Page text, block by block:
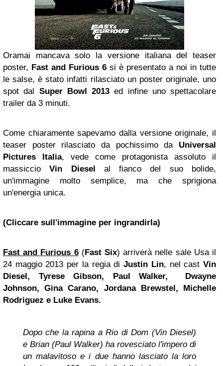
Oramai mancava solo la versione italiana del teaser
poster, Fast and Furious 6 si è presentato a noi in tutte
le salse, è stato infatti rilasciato un poster originale, uno
spot dal Super Bowl 2013 ed infine uno spettacolare
trailer da 3 minuti.
Come chiaramente sapevamo dalla versione originale, il
teaser poster rilasciato da pochissimo da Universal
Pictures Italia, vede come protagonista assoluto il
massiccioVin Diesel al fianco del suo bolide,
un'immagine molto semplice, ma che sprigiona
un'energia unica.
(Cliccare sull'immagine per ingrandirla)
Fast and Furious 6(Fast Six) arriverà nelle sale Usa il
24 maggio 2013 per la regia diJustin Lin, nel castVin
Diesel, Tyrese Gibson, Paul Walker, Dwayne
Johnson, Gina Carano, Jordana Brewstel, Michelle
Rodriguez e Luke Evans.
Dopo che la rapina a Rio di Dom (Vin Diesel)
e Brian (Paul Walker) ha rovesciato l'impero di
un malavitoso e i due hanno lasciato la loro